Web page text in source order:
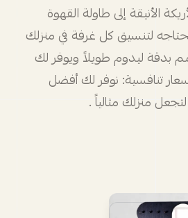
الأنيقة إلى طاولة القهوة
لتنسيق كل غرفة في منزلك
بدقة ليدوم طويلاً ويوفر لك
تنافسية: نوفر لك أفضل
منزلك مثالياً .